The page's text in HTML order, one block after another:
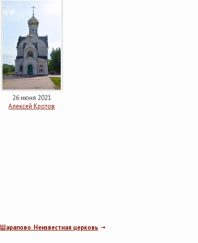
26 июня 2021
Алексей Кротов
Шарапово. Неизвестная церковь